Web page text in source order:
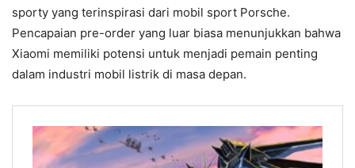
sporty yang terinspirasi dari mobil sport Porsche.
Pencapaian pre-order yang luar biasa menunjukkan bahwa
Xiaomi memiliki potensi untuk menjadi pemain penting
dalam industri mobil listrik di masa depan.